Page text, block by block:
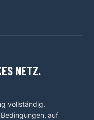
NETZ.
vollständig.
auf